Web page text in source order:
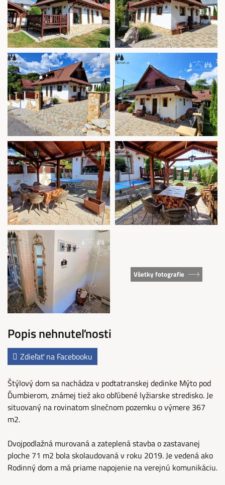
Všetky fotografie
Popis nehnuteľnosti
Zdieľať na Facebooku
Štýlový dom sa nachádza v podtatranskej dedinke Mýto pod
Ďumbierom, známej tiež ako obľúbené lyžiarske stredisko. Je
situovaný na rovinatom slnečnom pozemku o výmere 367
m2.
Dvojpodlažná murovaná a zateplená stavba o zastavanej
ploche 71 m2 bola skolaudovaná v roku 2019. Je vedená ako
Rodinný dom a má priame napojenie na verejnú komunikáciu.